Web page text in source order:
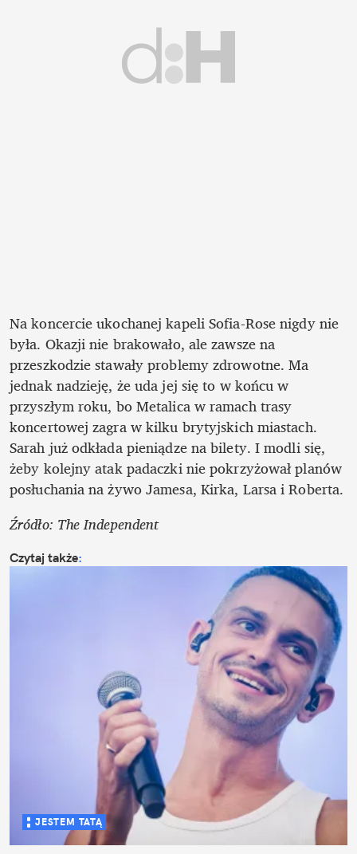
Na koncercie ukochanej kapeli Sofia-Rose nigdy nie
była. Okazji nie brakowało, ale zawsze na
przeszkodzie stawały problemy zdrowotne. Ma
jednak nadzieję, że uda jej się to w końcu w
przyszłym roku, bo Metalica w ramach trasy
koncertowej zagra w kilku brytyjskich miastach.
Sarah już odkłada pieniądze na bilety. I modli się,
żeby kolejny atak padaczki nie pokrzyżował planów
posłuchania na żywo Jamesa, Kirka, Larsa i Roberta.
Źródło: The Independent
Czytaj także:
JESTEM TATĄ